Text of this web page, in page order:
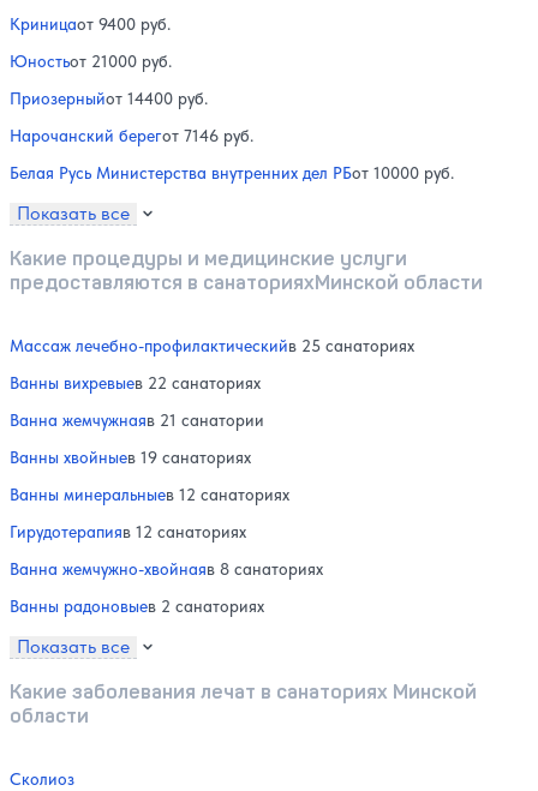
Криницаот 9400 руб.
Юностьот 21000 руб.
Приозерныйот 14400 руб.
Нарочанский берегот 7146 руб.
Белая Русь Министерства внутренних дел РБот 10000 руб.
Показать все
Какие процедуры и медицинские услуги
предоставляются в санаторияхМинской области
Массаж лечебно-профилактическийв 25 санаториях
Ванны вихревыев 22 санаториях
Ванна жемчужнаяв 21 санатории
Ванны хвойныев 19 санаториях
Ванны минеральныев 12 санаториях
Гирудотерапияв 12 санаториях
Ванна жемчужно-хвойнаяв 8 санаториях
Ванны радоновыев 2 санаториях
Показать все
Какие заболевания лечат в санаториях Минской
области
Сколиоз